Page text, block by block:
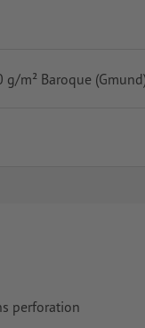
g/m² Baroque
perforation